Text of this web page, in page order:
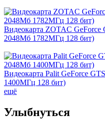
Видеокарта ZOTAC
2048Мб 1782МГц 128 бит)
Видеокарта Palit GeForce
1400МГц 128 бит)
ещё
Улыбнуться